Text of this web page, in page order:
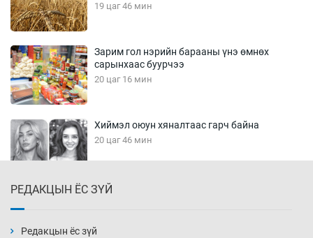
19 цаг 46 мин
Зарим гол нэрийн барааны үнэ өмнөх
сарынхаас буурчээ
20 цаг 16 мин
Хиймэл оюун хяналтаас гарч байна
20 цаг 46 мин
21 цаг 16 мин
РЕДАКЦЫН ЁС ЗҮЙ
Редакцын ёс зүй